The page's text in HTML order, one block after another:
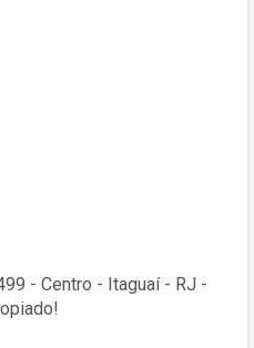
- Centro - Itaguaí - RJ -